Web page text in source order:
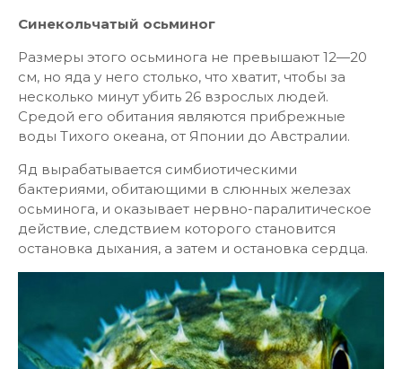
Синекольчатый осьминог
Размеры этого осьминога не превышают 12—20
см, но яда у него столько, что хватит, чтобы за
несколько минут убить 26 взрослых людей.
Средой его обитания являются прибрежные
воды Тихого океана, от Японии до Австралии.
Яд вырабатывается симбиотическими
бактериями, обитающими в слюнных железах
осьминога, и оказывает нервно-паралитическое
действие, следствием которого становится
остановка дыхания, а затем и остановка сердца.